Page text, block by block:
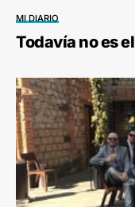
MI DIARIO
Todavía no es